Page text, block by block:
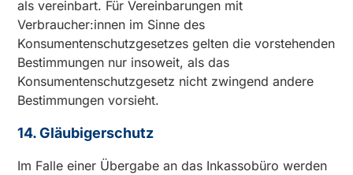
als vereinbart. Für Vereinbarungen mit
Verbraucher:innen im Sinne des
Konsumentenschutzgesetzes gelten die vorstehenden
Bestimmungen nur insoweit, als das
Konsumentenschutzgesetz nicht zwingend andere
Bestimmungen vorsieht.
14. Gläubigerschutz
Im Falle einer Übergabe an das Inkassobüro werden